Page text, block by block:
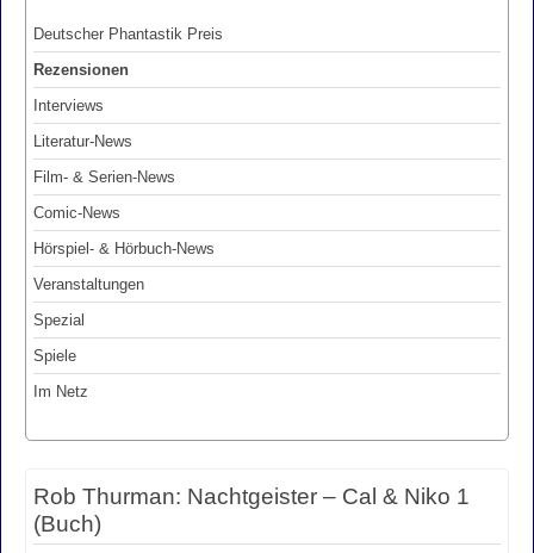
Deutscher Phantastik Preis
Rezensionen
Interviews
Literatur-News
Film- & Serien-News
Comic-News
Hörspiel- & Hörbuch-News
Veranstaltungen
Spezial
Spiele
Im Netz
Rob Thurman: Nachtgeister – Cal & Niko 1
(Buch)